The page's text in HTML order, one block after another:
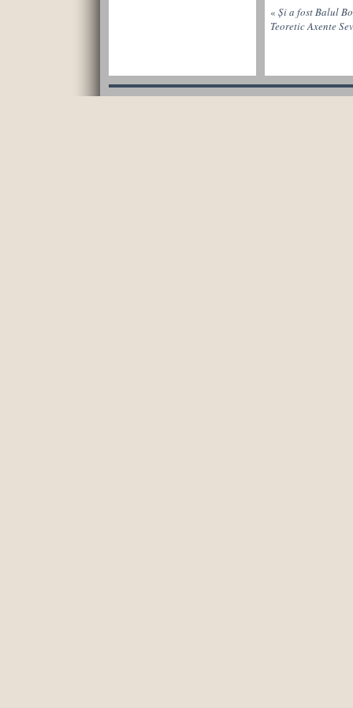
« Și a fost Balul
Teoretic Axente